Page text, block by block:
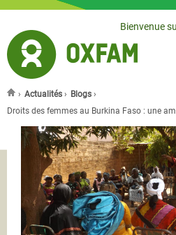
Bienvenue
Vous êtes ici
› Actualités › Blogs ›
Droits des femmes au Burkina Faso : une